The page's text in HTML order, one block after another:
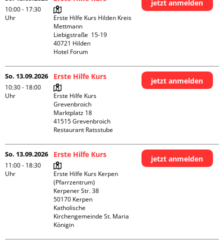
10:00 - 17:30
Uhr
Erste Hilfe Kurs Hilden Kreis
Mettmann
Liebigstraße  15-19
40721 Hilden
Hotel Forum
jetzt anmelden
So. 13.09.2026
10:30 - 18:00
Uhr
Erste Hilfe Kurs
Erste Hilfe Kurs
Grevenbroich
Marktplatz 18
41515 Grevenbroich
Restaurant Ratsstube
jetzt anmelden
So. 13.09.2026
11:00 - 18:30
Uhr
Erste Hilfe Kurs
Erste Hilfe Kurs Kerpen
(Pfarrzentrum)
Kerpener Str. 38
50170 Kerpen
Katholische
Kirchengemeinde St. Maria
Königin
jetzt anmelden